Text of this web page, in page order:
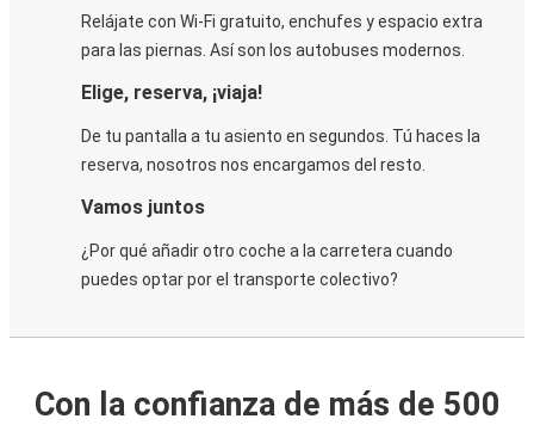
Relájate con Wi-Fi gratuito, enchufes y espacio extra
para las piernas. Así son los autobuses modernos.
Elige, reserva, ¡viaja!
De tu pantalla a tu asiento en segundos. Tú haces la
reserva, nosotros nos encargamos del resto.
Vamos juntos
¿Por qué añadir otro coche a la carretera cuando
puedes optar por el transporte colectivo?
Con la confianza de más de 500